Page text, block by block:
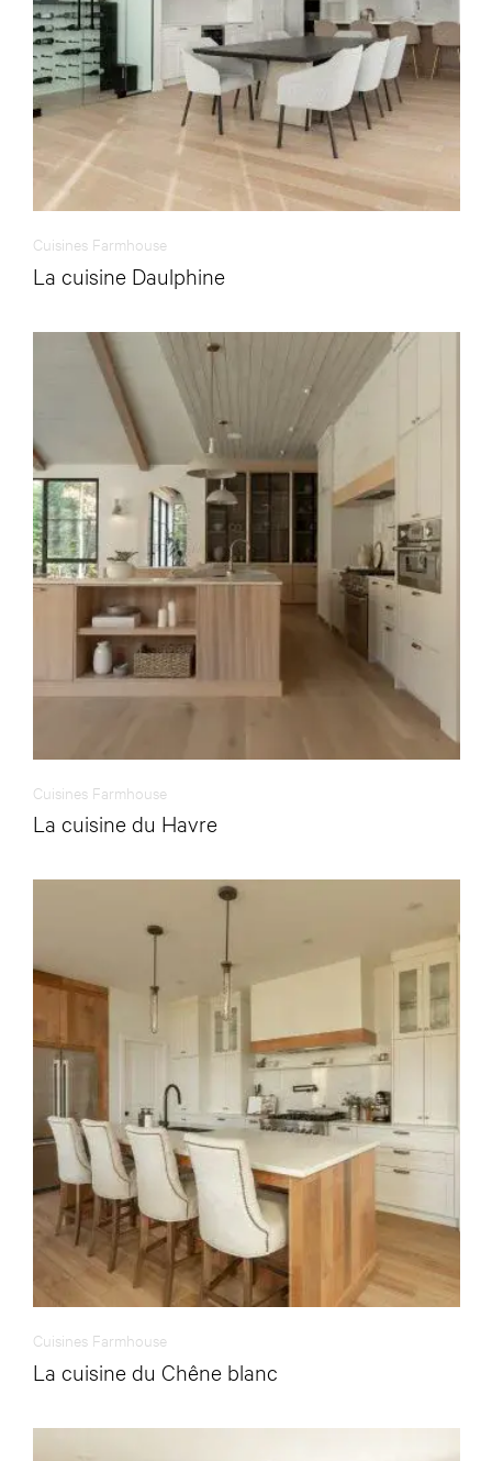
Cuisines Farmhouse
La cuisine Daulphine
Cuisines Farmhouse
La cuisine du Havre
Cuisines Farmhouse
La cuisine du Chêne blanc